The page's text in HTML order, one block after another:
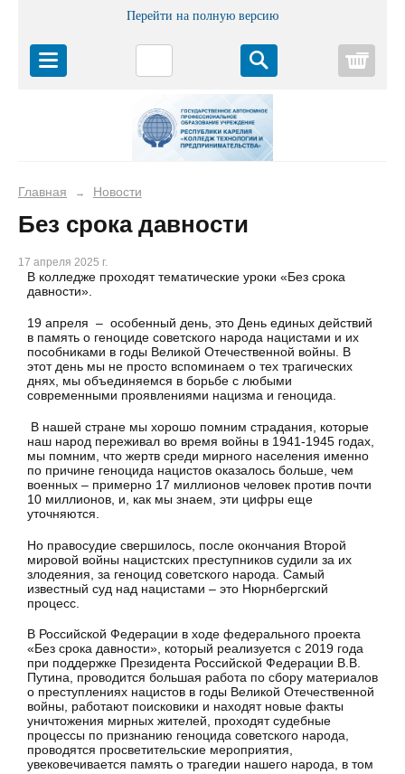
Перейти на полную версию
Главная → Новости
Без срока давности
17 апреля 2025 г.
В колледже проходят тематические уроки «Без срока
давности».
19 апреля – особенный день, это День единых действий
в память о геноциде советского народа нацистами и их
пособниками в годы Великой Отечественной войны. В
этот день мы не просто вспоминаем о тех трагических
днях, мы объединяемся в борьбе с любыми
современными проявлениями нацизма и геноцида.
В нашей стране мы хорошо помним страдания, которые
наш народ переживал во время войны в 1941-1945 годах,
мы помним, что жертв среди мирного населения именно
по причине геноцида нацистов оказалось больше, чем
военных – примерно 17 миллионов человек против почти
10 миллионов, и, как мы знаем, эти цифры еще
уточняются.
Но правосудие свершилось, после окончания Второй
мировой войны нацистских преступников судили за их
злодеяния, за геноцид советского народа. Самый
известный суд над нацистами – это Нюрнбергский
процесс.
В Российской Федерации в ходе федерального проекта
«Без срока давности», который реализуется с 2019 года
при поддержке Президента Российской Федерации В.В.
Путина, проводится большая работа по сбору материалов
о преступлениях нацистов в годы Великой Отечественной
войны, работают поисковики и находят новые факты
уничтожения мирных жителей, проходят судебные
процессы по признанию геноцида советского народа,
проводятся просветительские мероприятия,
увековечивается память о трагедии нашего народа, в том